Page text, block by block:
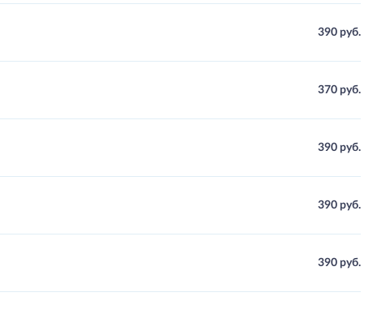
390 руб.
370 руб.
390 руб.
390 руб.
390 руб.